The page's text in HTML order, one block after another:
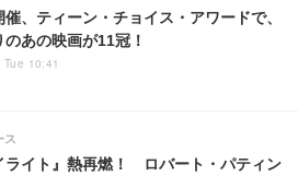
、ティーン・チョイス・アワードで、
のあの映画が11冠！
10:41
ライト』熱再燃！ ロバート・パティン
ス